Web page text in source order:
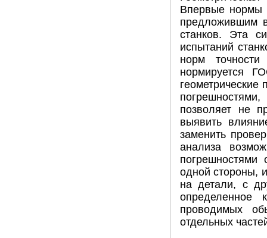
Впервые нормы
предложившим
станков. Эта
испытаний
норм
нормируется
геометрические
позволяет не
выявить
заменить
анализа
погрешностями
одной стороны,
на детали, с
определенное
проводимых
отдельных